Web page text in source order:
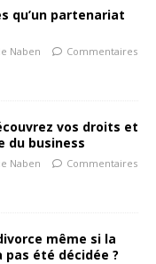
qu’un partenariat
Naben
Commentaires
vos droits et
du business
Naben
Commentaires
même si la
pas été décidée ?